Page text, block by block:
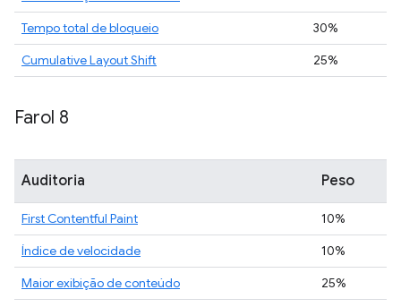
Tempo total de bloqueio
30%
Cumulative Layout Shift
25%
Farol 8
Auditoria Peso
First Contentful Paint
10%
Índice de velocidade
10%
Maior exibição de conteúdo
25%